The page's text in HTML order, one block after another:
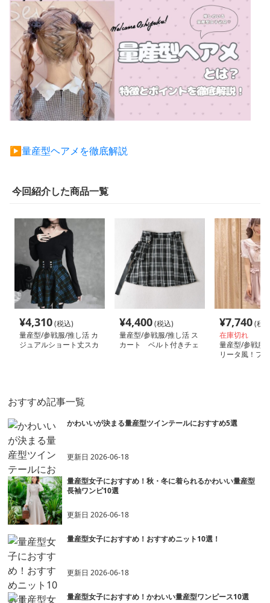
▶︎量産型ヘアメを徹底解説
今回紹介した商品一覧
¥4,310(税込)
量産型/参戦服/推し活 カ
ジュアルショート丈スカ
¥4,400(税込)
量産型/参戦服/推し活 ス
カート ベルト付きチェ
¥7,740(税
在庫切れ
量産型/参戦服/
リータ風！フ
おすすめ記事一覧
かわいいが決まる量産型ツインテールにおすすめ5選
更新日2026-06-18
量産型女子におすすめ！秋・冬に着られるかわいい量産型
長袖ワンピ10選
更新日2026-06-18
量産型女子におすすめ！おすすめニット10選！
更新日2026-06-18
量産型女子におすすめ！かわいい量産型ワンピース10選